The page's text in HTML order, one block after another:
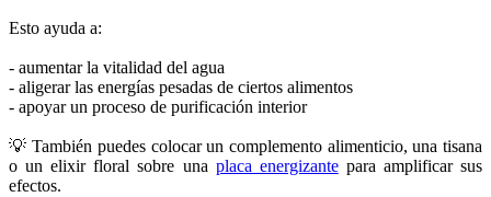
Esto ayuda a:
- aumentar la vitalidad del agua
- aligerar las energías pesadas de ciertos alimentos
- apoyar un proceso de purificación interior
💡 También puedes colocar un complemento alimenticio, una tisana
o un elixir floral sobre una placa energizantepara amplificar sus
efectos.